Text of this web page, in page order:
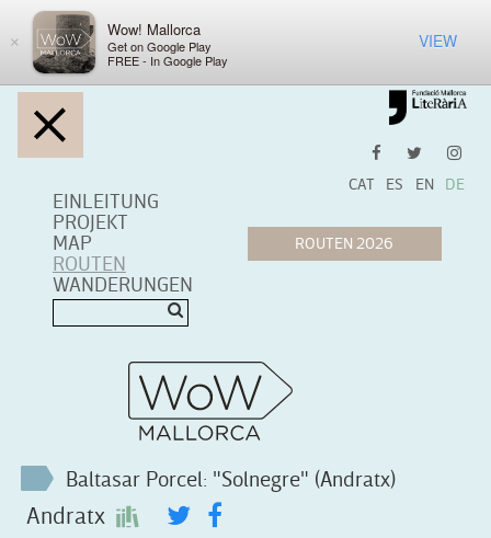
×
Wow! Mallorca
Get on Google Play
FREE - In Google Play
VIEW
EINLEITUNG
PROJEKT
MAP
ROUTEN
WANDERUNGEN
CAT ES EN DE
Baltasar Porcel: "Solnegre" (Andratx)
Andratx